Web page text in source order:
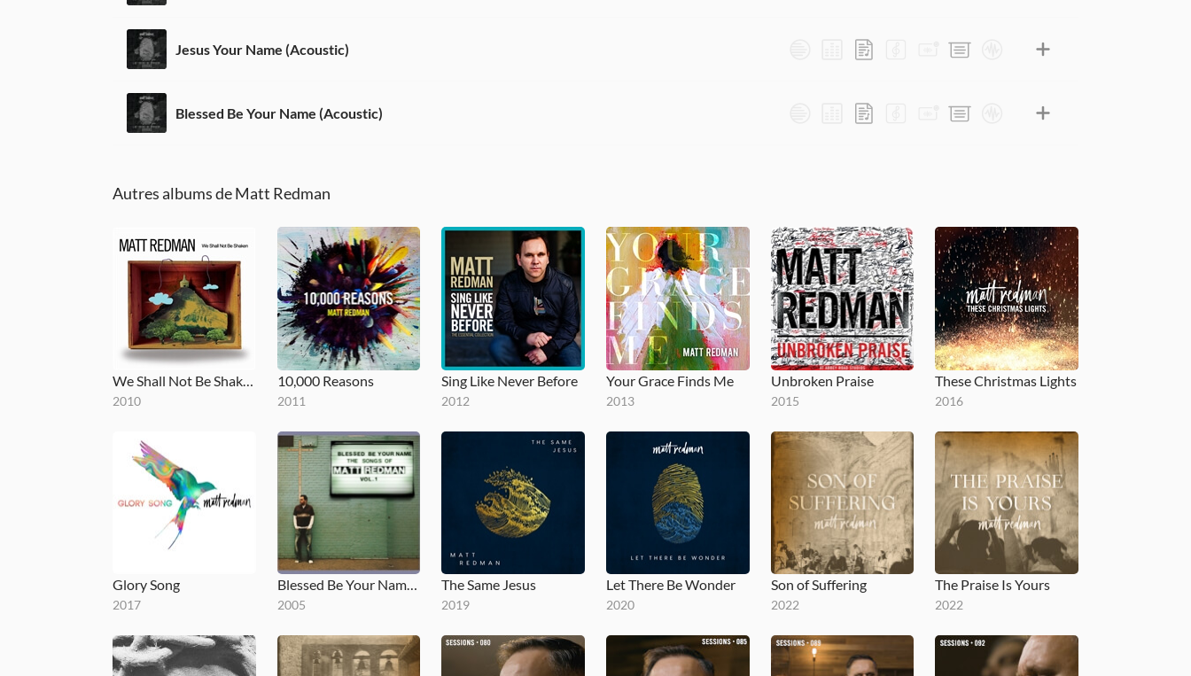
Jesus Your Name (Acoustic)
Blessed Be Your Name (Acoustic)
Autres albums de Matt Redman
2010
10,000 Reasons
2011
Sing Like Never Before
2012
Your Grace Finds Me
2013
Unbroken Praise
2015
These Christmas Lights
2016
Glory Song
2017
Blessed Be Your Name (The Songs of Matt Redman, Vol. 1)
2005
The Same Jesus
2019
Let There Be Wonder
2020
Son of Suffering
2022
The Praise Is Yours
2022